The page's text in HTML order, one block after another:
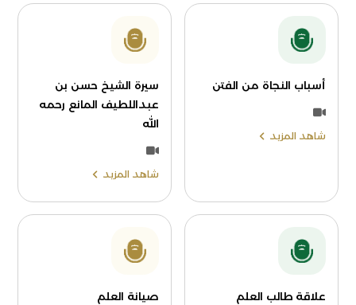
أسباب النجاة من الفتن
شاهد المزيد
سيرة الشيخ حسن بن
عبداللطيف المانع رحمه
الله
شاهد المزيد
علاقة طالب العلم
صيانة العلم